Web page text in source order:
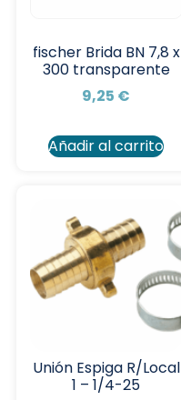
fischer Brida BN 7,8 x
300 transparente
9,25 €
Añadir al carrito
Unión Espiga R/Local
1 – 1/4-25